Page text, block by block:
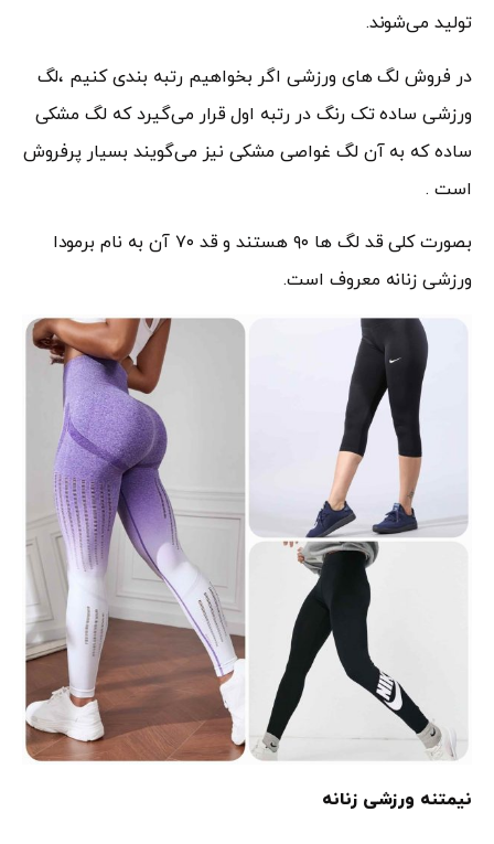
تولید می‌شوند.
در فروش لگ های ورزشی اگر بخواهیم رتبه بندی کنیم ،لگ
ورزشی ساده تک رنگ در رتبه اول قرار می‌گیرد که لگ مشکی
ساده که به آن لگ غواصی مشکی نیز می‌گویند بسیار پرفروش
است .
بصورت کلی قد لگ ها ۹۰ هستند و قد ۷۰ آن به نام برمودا
ورزشی زنانه معروف است.
نیمتنه ورزشی زنانه